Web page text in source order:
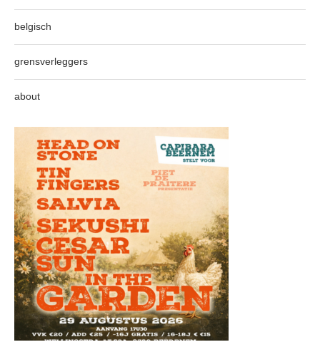
belgisch
grensverleggers
about